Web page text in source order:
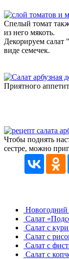
Спелый томат
из него мякоть.
Декорируем салат
виде семечек.
Приятного
Чтобы поднять
сестре, можно
Новогодний
Салат
Салат с
Салат с
Салат с
Салат с